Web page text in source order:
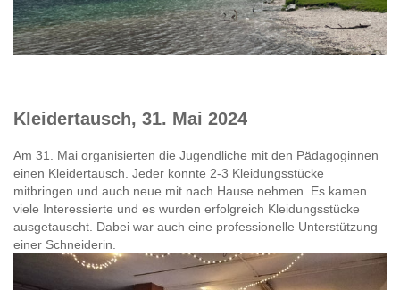
Kleidertausch, 31. Mai 2024
Am 31. Mai organisierten die Jugendliche mit den Pädagoginnen
einen Kleidertausch. Jeder konnte 2-3 Kleidungsstücke
mitbringen und auch neue mit nach Hause nehmen. Es kamen
viele Interessierte und es wurden erfolgreich Kleidungsstücke
ausgetauscht. Dabei war auch eine professionelle Unterstützung
einer Schneiderin.